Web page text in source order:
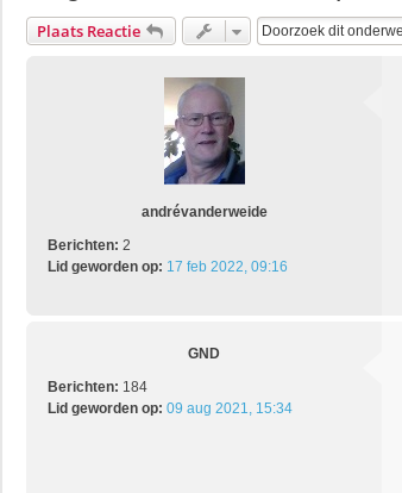
Plaats Reactie
andrévanderweide
Berichten: 2
Lid geworden op: 17 feb 2022, 09:16
GND
Berichten: 184
Lid geworden op: 09 aug 2021, 15:34